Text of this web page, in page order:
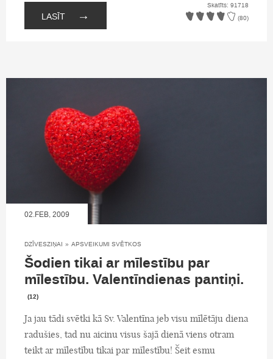
LASĪT →
Skatīts: 91718
(80)
02.FEB, 2009
DZĪVESZIŅAI » APSVEIKUMI SVĒTKOS
Šodien tikai ar mīlestību par
mīlestību. Valentīndienas pantiņi.
(12)
Ja jau tādi svētki kā Sv. Valentīna jeb visu mīlētāju diena
radušies, tad nu aicinu visus šajā dienā viens otram
teikt ar mīlestību tikai par mīlestību! Šeit esmu